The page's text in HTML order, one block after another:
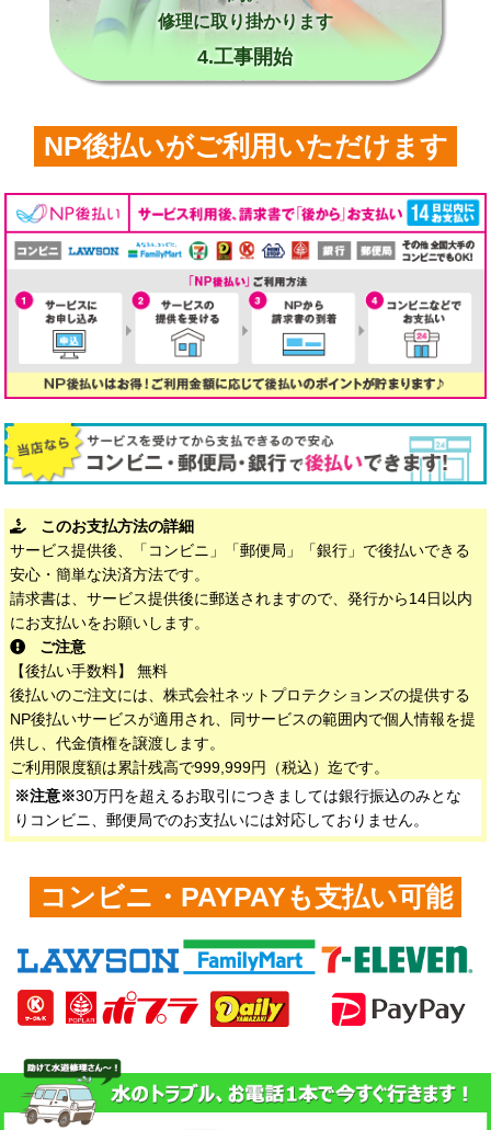
修理に取り掛かります
4.工事開始
NP後払いがご利用いただけます
このお支払方法の詳細
サービス提供後、「コンビニ」「郵便局」「銀行」で後払いできる
安心・簡単な決済方法です。
請求書は、サービス提供後に郵送されますので、発行から14日以内
にお支払いをお願いします。
ご注意
【後払い手数料】 無料
後払いのご注文には、株式会社ネットプロテクションズの提供する
NP後払いサービスが適用され、同サービスの範囲内で個人情報を提
供し、代金債権を譲渡します。
ご利用限度額は累計残高で999,999円（税込）迄です。
※注意※30万円を超えるお取引につきましては銀行振込のみとな
りコンビニ、郵便局でのお支払いには対応しておりません。
コンビニ・PAYPAYも支払い可能